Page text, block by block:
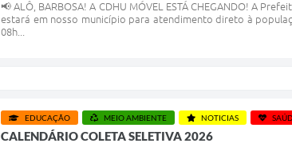
📢 ALÔ, BARBOSA! A CDHU MÓVEL ESTÁ CHEGANDO! A
estará em nosso município para atendimento direto à
08h...
EDUCAÇÃO MEIO AMBIENTE NOTICIAS
CALENDÁRIO COLETA SELETIVA 2026